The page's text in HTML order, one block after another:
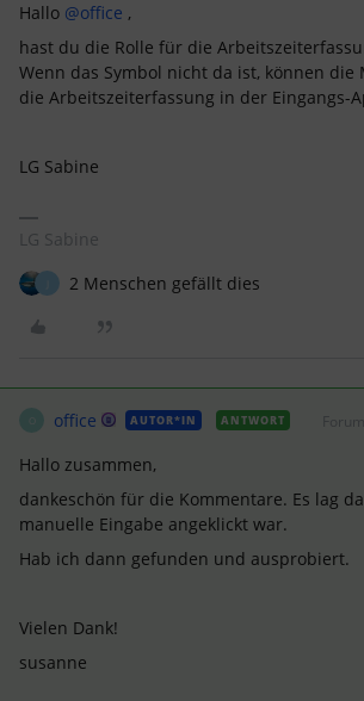
Hallo ​ @office ,
hast du die Rolle für die
Wenn das Symbol nicht da ist, können
die Arbeitszeiterfassung in der Eingangs-
LG Sabine
LG Sabine
2 Menschen gefällt dies
office AUTOR*IN ANTWORT
Hallo zusammen,
dankeschön für die Kommentare. Es lag
manuelle Eingabe angeklickt war.
Hab ich dann gefunden und ausprobiert.
Vielen Dank!
susanne